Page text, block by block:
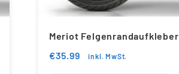
Meriot Felgenrandaufkleber
€35.99 inkl. MwSt.